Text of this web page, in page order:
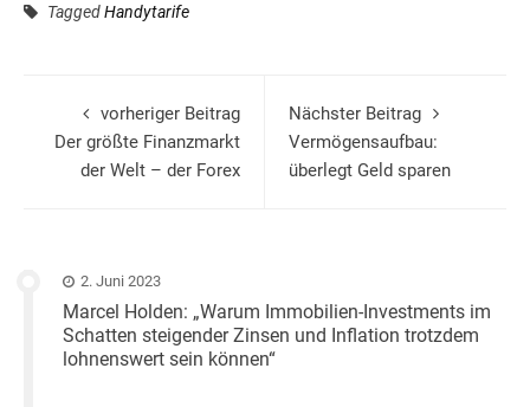
TaggedHandytarife
vorheriger Beitrag
Der größte Finanzmarkt
der Welt – der Forex
Nächster Beitrag
Vermögensaufbau:
überlegt Geld sparen
2. Juni 2023
Marcel Holden: „Warum Immobilien-Investments im
Schatten steigender Zinsen und Inflation trotzdem
lohnenswert sein können“